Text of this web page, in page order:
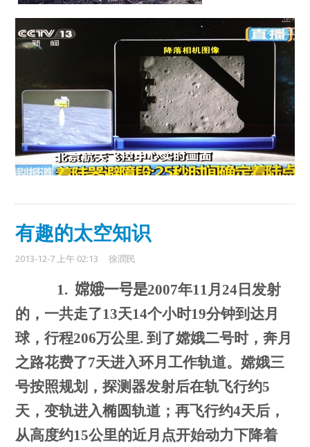
有趣的太空知识
2013-12-7 上午 02:13 徐潤民
1. 嫦娥一号是2007年11月24日发射
的，一共走了13天14个小时19分钟到达月
球，行程206万公里.到了嫦娥二号时，奔月
之路花费了7天进入环月工作轨道。嫦娥三
号按照规划，探测器发射后在轨飞行约5
天，变轨进入椭圆轨道；再飞行约4天后，
从高度约15公里的近月点开始动力下降着